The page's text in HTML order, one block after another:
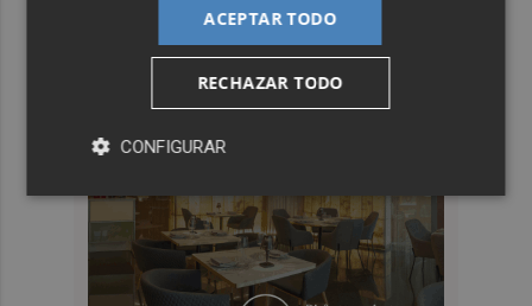
ACEPTAR TODO
RECHAZAR TODO
CONFIGURAR